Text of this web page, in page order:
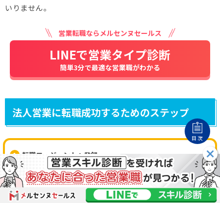
いりません。
営業転職ならメルセンヌセールス
LINEで営業タイプ診断
簡単3分で最適な営業職がわかる
法人営業に転職成功するためのステップ
転職エージェントへ登録
エージェントから連絡・日程調整
担当アドバイザーと面談(オンライン可能)
企業紹介・職務経歴書添削・面接対策
目次